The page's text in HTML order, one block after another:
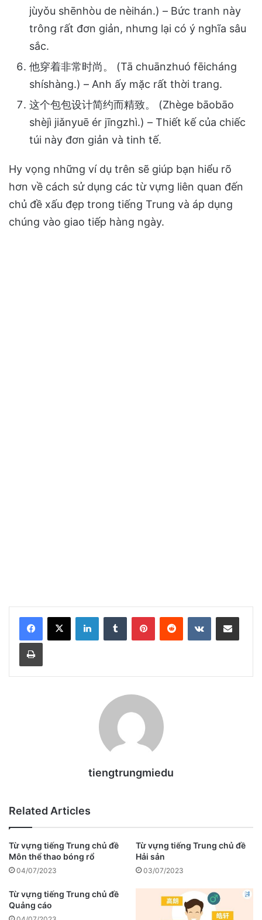
jùyǒu shēnhòu de nèihán.) – Bức tranh này
trông rất đơn giản, nhưng lại có ý nghĩa sâu
sắc.
他穿着非常时尚。 (Tā chuānzhuó fēicháng
shíshàng.) – Anh ấy mặc rất thời trang.
这个包包设计简约而精致。 (Zhège bāobāo
shèjì jiǎnyuē ér jīngzhì.) – Thiết kế của chiếc
túi này đơn giản và tinh tế.
Hy vọng những ví dụ trên sẽ giúp bạn hiểu rõ
hơn về cách sử dụng các từ vựng liên quan đến
chủ đề xấu đẹp trong tiếng Trung và áp dụng
chúng vào giao tiếp hàng ngày.
LinkedInTumblr PinterestReddit VKontakteShare via Email
Print
tiengtrungmiedu
Related Articles
Từ vựng tiếng Trung chủ đề
Môn thể thao bóng rổ
04/07/2023
Từ vựng tiếng Trung chủ đề
Hải sản
03/07/2023
Từ vựng tiếng Trung chủ đề
Quảng cáo